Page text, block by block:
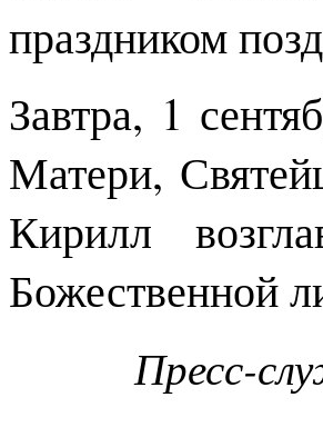
праздником
Завтра, 1
Матери,
Кирилл
Божественной
Пресс-